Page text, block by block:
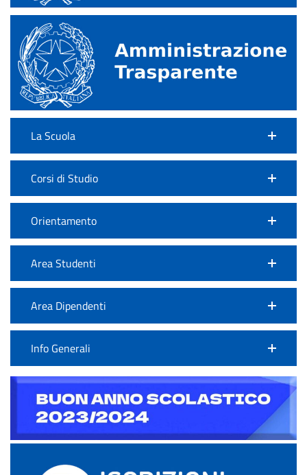
La Scuola
Corsi di Studio
Orientamento
Area Studenti
Area Dipendenti
Info Generali